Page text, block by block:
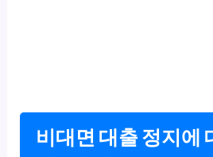
비대면 대출 정지에